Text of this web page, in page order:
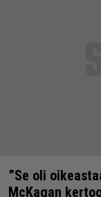
”Se oli
McKagan